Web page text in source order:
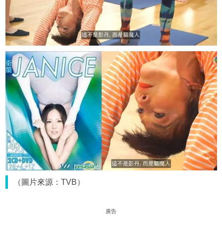
（圖片來源：TVB）
廣告